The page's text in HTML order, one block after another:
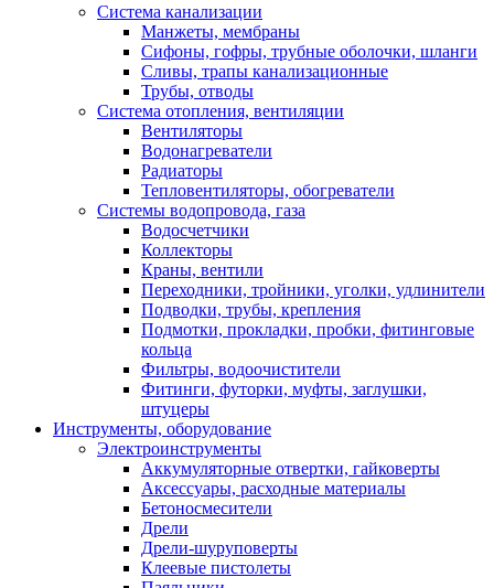
Система канализации
Манжеты, мембраны
Сифоны, гофры, трубные оболочки, шланги
Сливы, трапы канализационные
Трубы, отводы
Система отопления, вентиляции
Вентиляторы
Водонагреватели
Радиаторы
Тепловентиляторы, обогреватели
Системы водопровода, газа
Водосчетчики
Коллекторы
Краны, вентили
Переходники, тройники, уголки, удлинители
Подводки, трубы, крепления
Подмотки, прокладки, пробки, фитинговые
кольца
Фильтры, водоочистители
Фитинги, футорки, муфты, заглушки,
штуцеры
Инструменты, оборудование
Электроинструменты
Аккумуляторные отвертки, гайковерты
Аксессуары, расходные материалы
Бетоносмесители
Дрели
Дрели-шуруповерты
Клеевые пистолеты